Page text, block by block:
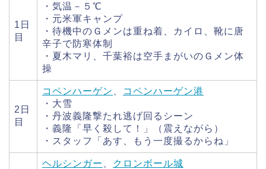
1日
目
・気温－５℃
・元米軍キャンプ
・待機中のＧメンは重ね着、カイロ、靴に唐
辛子で防寒体制
・夏木マリ、千葉裕は空手まがいのＧメン体
操
2日
目
コペンハーゲン
コペンハーゲン港
・大雪
・丹波義隆撃たれ逃げ回るシーン
・義隆「早く殺して！」（震えながら）
・スタッフ「あす、もう一度撮るからね」
ヘルシンガー
クロンボール城